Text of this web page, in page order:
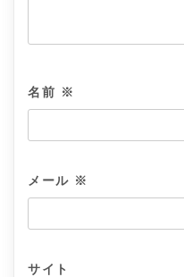
名前 ※
メール ※
サイト